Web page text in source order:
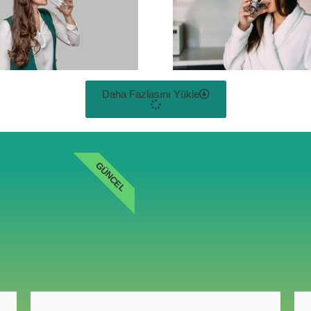
Daha Fazlasını Yükle
GÜNCEL